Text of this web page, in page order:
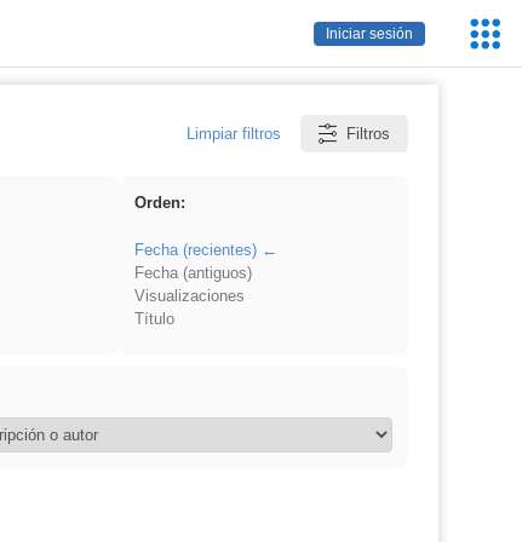
Iniciar sesión
Limpiar filtros Filtros
Orden:
Fecha (recientes)
Fecha (antiguos)
Visualizaciones
Título